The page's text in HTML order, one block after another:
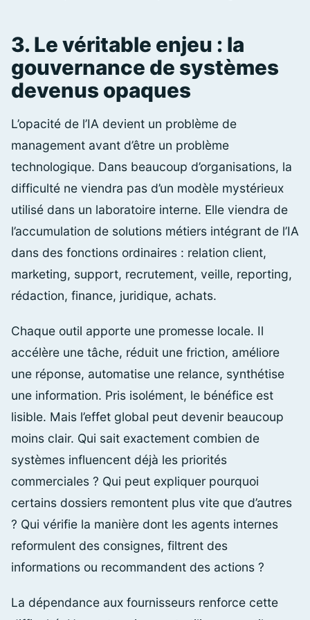
3. Le véritable enjeu : la
gouvernance de systèmes
devenus opaques
L’opacité de l’IA devient un problème de
management avant d’être un problème
technologique. Dans beaucoup d’organisations, la
difficulté ne viendra pas d’un modèle mystérieux
utilisé dans un laboratoire interne. Elle viendra de
l’accumulation de solutions métiers intégrant de l’IA
dans des fonctions ordinaires : relation client,
marketing, support, recrutement, veille, reporting,
rédaction, finance, juridique, achats.
Chaque outil apporte une promesse locale. Il
accélère une tâche, réduit une friction, améliore
une réponse, automatise une relance, synthétise
une information. Pris isolément, le bénéfice est
lisible. Mais l’effet global peut devenir beaucoup
moins clair. Qui sait exactement combien de
systèmes influencent déjà les priorités
commerciales ? Qui peut expliquer pourquoi
certains dossiers remontent plus vite que d’autres
? Qui vérifie la manière dont les agents internes
reformulent des consignes, filtrent des
informations ou recommandent des actions ?
La dépendance aux fournisseurs renforce cette